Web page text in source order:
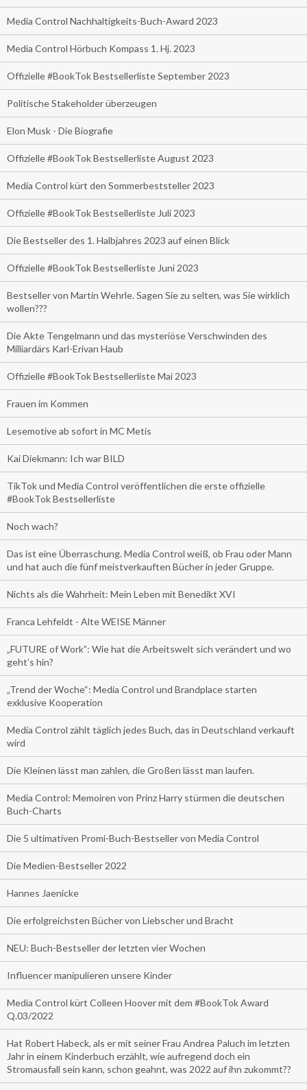
Media Control Nachhaltigkeits-Buch-Award 2023
Media Control Hörbuch Kompass 1. Hj. 2023
Offizielle #BookTok Bestsellerliste September 2023
Politische Stakeholder überzeugen
Elon Musk - Die Biografie
Offizielle #BookTok Bestsellerliste August 2023
Media Control kürt den Sommerbeststeller 2023
Offizielle #BookTok Bestsellerliste Juli 2023
Die Bestseller des 1. Halbjahres 2023 auf einen Blick
Offizielle #BookTok Bestsellerliste Juni 2023
Bestseller von Martin Wehrle. Sagen Sie zu selten, was Sie wirklich
wollen???
Die Akte Tengelmann und das mysteriöse Verschwinden des
Milliardärs Karl-Erivan Haub
Offizielle #BookTok Bestsellerliste Mai 2023
Frauen im Kommen
Lesemotive ab sofort in MC Metis
Kai Diekmann: Ich war BILD
TikTok und Media Control veröffentlichen die erste offizielle
#BookTok Bestsellerliste
Noch wach?
Das ist eine Überraschung. Media Control weiß, ob Frau oder Mann
und hat auch die fünf meistverkauften Bücher in jeder Gruppe.
Nichts als die Wahrheit: Mein Leben mit Benedikt XVI
Franca Lehfeldt - Alte WEISE Männer
„FUTURE of Work”: Wie hat die Arbeitswelt sich verändert und wo
geht’s hin?
„Trend der Woche“: Media Control und Brandplace starten
exklusive Kooperation
Media Control zählt täglich jedes Buch, das in Deutschland verkauft
wird
Die Kleinen lässt man zahlen, die Großen lässt man laufen.
Media Control: Memoiren von Prinz Harry stürmen die deutschen
Buch-Charts
Die 5 ultimativen Promi-Buch-Bestseller von Media Control
Die Medien-Bestseller 2022
Hannes Jaenicke
Die erfolgreichsten Bücher von Liebscher und Bracht
NEU: Buch-Bestseller der letzten vier Wochen
Influencer manipulieren unsere Kinder
Media Control kürt Colleen Hoover mit dem #BookTok Award
Q.03/2022
Hat Robert Habeck, als er mit seiner Frau Andrea Paluch im letzten
Jahr in einem Kinderbuch erzählt, wie aufregend doch ein
Stromausfall sein kann, schon geahnt, was 2022 auf ihn zukommt??